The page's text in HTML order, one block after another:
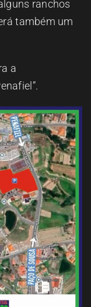
ranchos
também um
a